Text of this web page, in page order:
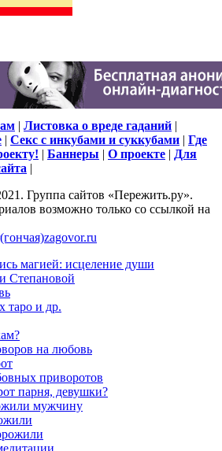
| Листовка о вреде гаданий |
| Секс с инкубами и суккубами | Где
| Баннеры | О проекте | Для
|
Группа сайтов «Пережить.ру».
возможно только со ссылкой на
магией: исцеление души
Степановой
таро и др.
на любовь
приворотов
парня, девушки?
мужчину